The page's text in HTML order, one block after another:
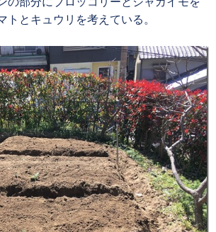
トとキュウリを考えている。